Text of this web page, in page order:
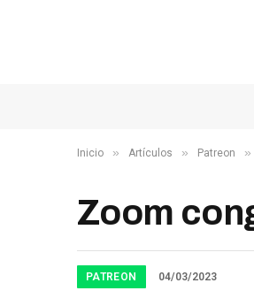
Inicio » Artículos » Patreon »
Zoom
PATREON 04/03/2023